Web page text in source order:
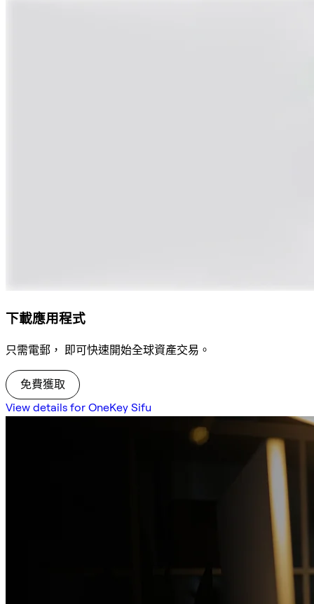
下載應用程式
只需電郵， 即可快速開始全球資產交易。
免費獲取
View details for OneKey Sifu